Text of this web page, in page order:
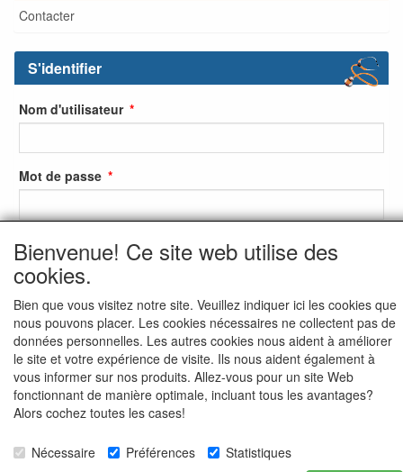
Contacter
S'identifier
Nom d'utilisateur
Mot de passe
S'identifier
S'inscrire
Mot de passe oublié ?
Bienvenue! Ce site web utilise des
cookies.
Bien que vous visitez notre site. Veuillez indiquer ici les cookies que
nous pouvons placer. Les cookies nécessaires ne collectent pas de
données personnelles. Les autres cookies nous aident à améliorer
le site et votre expérience de visite. Ils nous aident également à
vous informer sur nos produits. Allez-vous pour un site Web
fonctionnant de manière optimale, incluant tous les avantages?
Alors cochez toutes les cases!
Nécessaire Préférences
Statistiques